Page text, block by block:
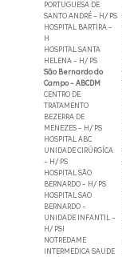
PORTUGUESA DE
SANTO ANDRÉ - H/ PS
HOSPITAL BARTIRA -
H
HOSPITAL SANTA
HELENA - H/ PS
São Bernardo do
Campo - ABCDM
CENTRO DE
TRATAMENTO
BEZERRA DE
MENEZES - H/ PS
HOSPITAL ABC
UNIDADE CIRÚRGÍCA
- H/ PS
HOSPITAL SÃO
BERNARDO - H/ PS
HOSPITAL SAO
BERNARDO -
UNIDADE INFANTIL -
H/ PSI
NOTREDAME
INTERMEDICA SAUDE